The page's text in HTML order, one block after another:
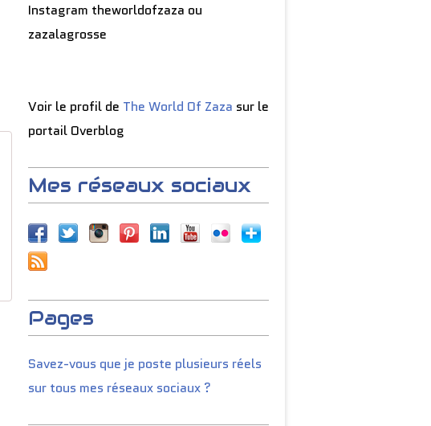
Instagram theworldofzaza ou
zazalagrosse
Voir le profil de The World Of Zaza sur le
portail Overblog
Mes réseaux sociaux
Pages
Savez-vous que je poste plusieurs réels
sur tous mes réseaux sociaux ?